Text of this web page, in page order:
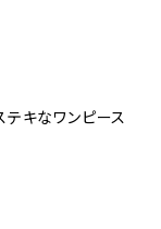
キなワンピース